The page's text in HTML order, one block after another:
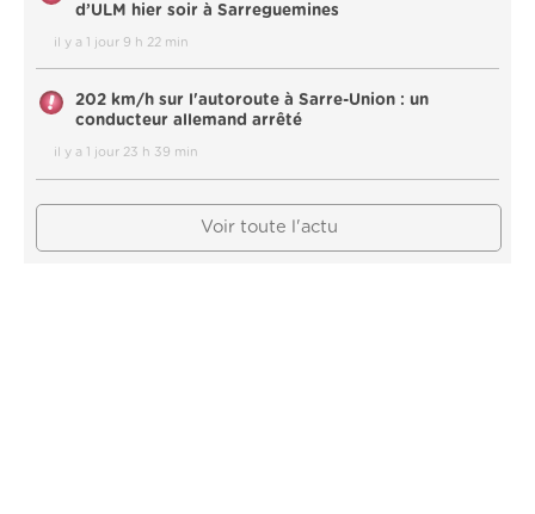
d’ULM hier soir à Sarreguemines
il y a 1 jour 9 h 22 min
202 km/h sur l'autoroute à Sarre-Union : un
conducteur allemand arrêté
il y a 1 jour 23 h 39 min
Voir toute l'actu